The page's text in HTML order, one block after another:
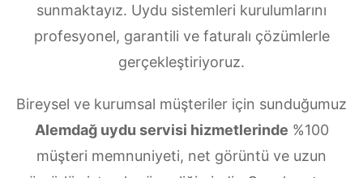
sunmaktayız. Uydu sistemleri kurulumlarını
profesyonel, garantili ve faturalı çözümlerle
gerçekleştiriyoruz.
Bireysel ve kurumsal müşteriler için sunduğumuz
Alemdağ uydu servisi hizmetlerinde %100
müşteri memnuniyeti, net görüntü ve uzun